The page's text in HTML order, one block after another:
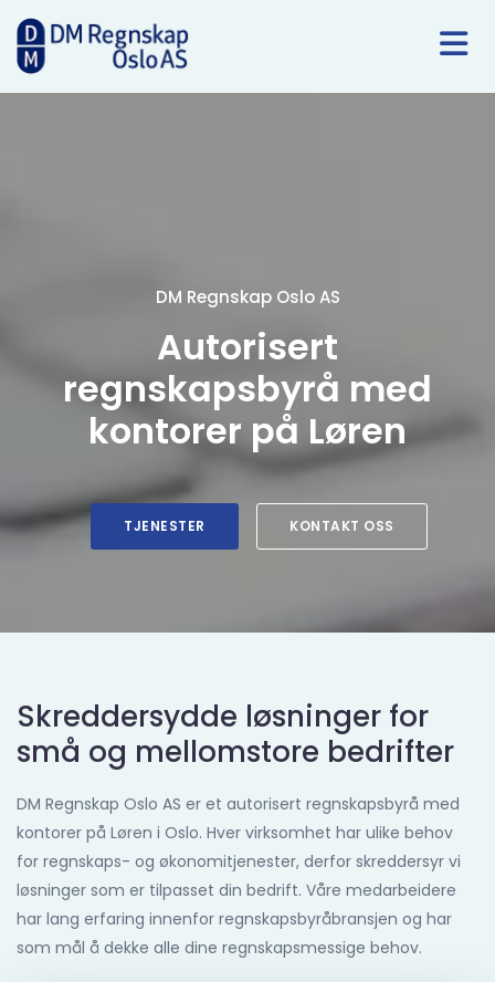
DM Regnskap Oslo AS
Autorisert
regnskapsbyrå med
kontorer på Løren
TJENESTER KONTAKT OSS
Skreddersydde løsninger for
små og mellomstore bedrifter
DM Regnskap Oslo AS er et autorisert regnskapsbyrå med
kontorer på Løren i Oslo. Hver virksomhet har ulike behov
for regnskaps- og økonomitjenester, derfor skreddersyr vi
løsninger som er tilpasset din bedrift. Våre medarbeidere
har lang erfaring innenfor regnskapsbyråbransjen og har
som mål å dekke alle dine regnskapsmessige behov.